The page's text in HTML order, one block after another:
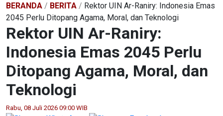
BERANDA / BERITA / Rektor UIN Ar-Raniry: Indonesia Emas
2045 Perlu Ditopang Agama, Moral, dan Teknologi
Rektor UIN Ar-Raniry:
Indonesia Emas 2045 Perlu
Ditopang Agama, Moral, dan
Teknologi
Rabu, 08 Juli 2026 09:00 WIB